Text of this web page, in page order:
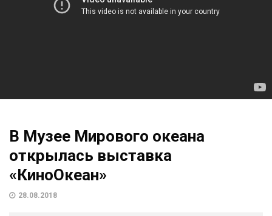
В Музее Мирового океана
открылась выставка
«КиноОкеан»
28.08.2018